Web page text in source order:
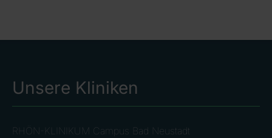
Unsere Kliniken
RHÖN-KLINIKUM Campus Bad Neustadt